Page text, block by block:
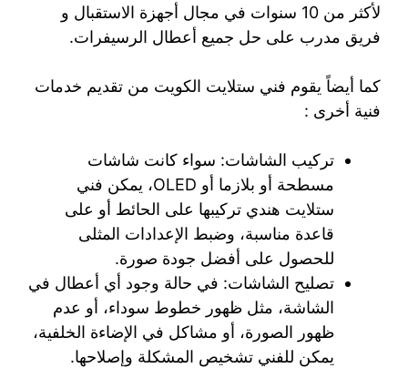
لأكثر من 10 سنوات في مجال أجهزة الاستقبال و
فريق مدرب على حل جميع أعطال الرسيفرات.
كما أيضاً يقوم فني ستلايت الكويت من تقديم خدمات
فنية أخرى :
تركيب الشاشات: سواء كانت شاشات
مسطحة أو بلازما أو OLED، يمكن فني
ستلايت هندي تركيبها على الحائط أو على
قاعدة مناسبة، وضبط الإعدادات المثلى
للحصول على أفضل جودة صورة.
تصليح الشاشات: في حالة وجود أي أعطال في
الشاشة، مثل ظهور خطوط سوداء، أو عدم
ظهور الصورة، أو مشاكل في الإضاءة الخلفية،
يمكن للفني تشخيص المشكلة وإصلاحها.